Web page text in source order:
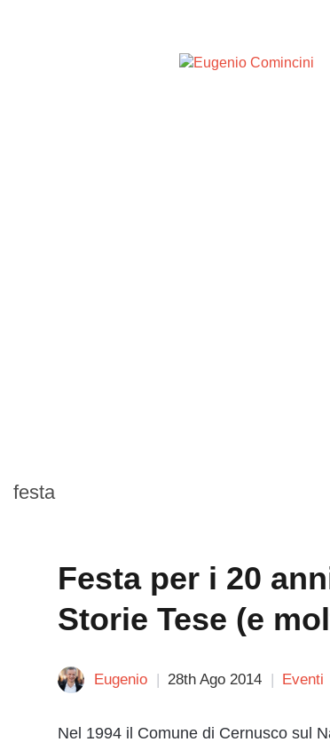
festa
Festa per i 20
Storie Tese (e
Eugenio 28th Ago 2014 Eventi
Nel 1994 il Comune di Cernusco sul